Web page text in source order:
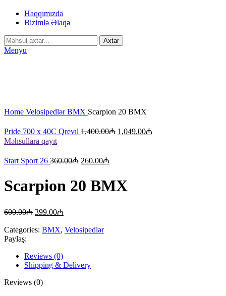
Haqqımızda
Bizimlə Əlaqə
Axtar
Menyu
Home VelosipedlərBMX Scarpion 20 BMX
Pride 700 x 40C Qrevıl 1,400.00₼ 1,049.00₼
Məhsullara qayıt
Start Sport 26 360.00₼ 260.00₼
Scarpion 20 BMX
600.00₼ 399.00₼
Categories: BMX, Velosipedlər
Paylaş:
Reviews (0)
Shipping & Delivery
Reviews (0)